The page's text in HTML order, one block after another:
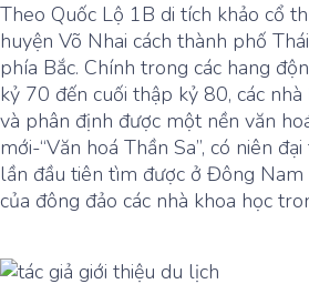
Theo Quốc Lộ 1B di tích khảo cổ
huyện Võ Nhai cách thành phố
phía Bắc. Chính trong các hang
kỷ 70 đến cuối thập kỷ 80, các
và phân định được một nền văn
mới-“Văn hoá Thần Sa”, có niên
lần đầu tiên tìm được ở Đông Nam
của đông đảo các nhà khoa học